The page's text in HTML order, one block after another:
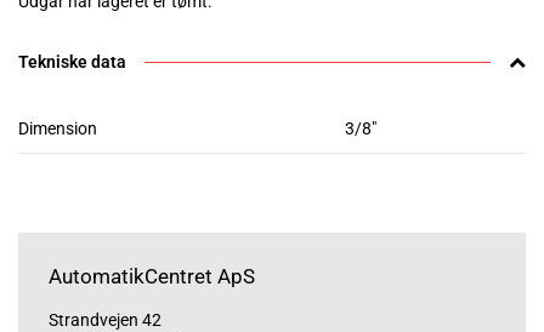
Tekniske data
Dimension 3/8"
AutomatikCentret ApS
Strandvejen 42